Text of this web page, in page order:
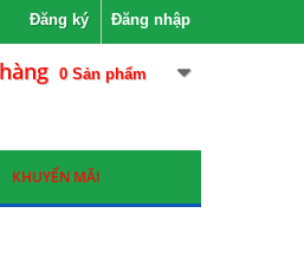
Đăng nhập
Đăng ký
0 Sản phẩm
KHUYẾN MÃI